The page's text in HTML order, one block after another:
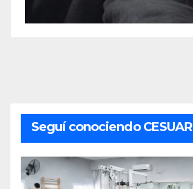
Seguí conociendo CESUAR